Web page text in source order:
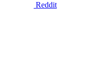
Reddit